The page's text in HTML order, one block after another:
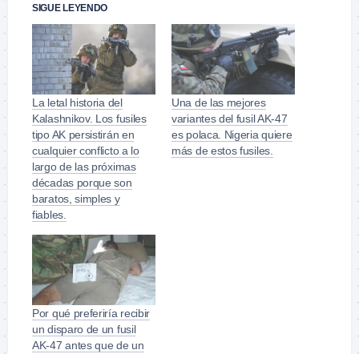
SIGUE LEYENDO
La letal historia del
Kalashnikov. Los fusiles
tipo AK persistirán en
cualquier conflicto a lo
largo de las próximas
décadas porque son
baratos, simples y
fiables.
Una de las mejores
variantes del fusil AK-47
es polaca. Nigeria quiere
más de estos fusiles.
Por qué preferiría recibir
un disparo de un fusil
AK-47 antes que de un